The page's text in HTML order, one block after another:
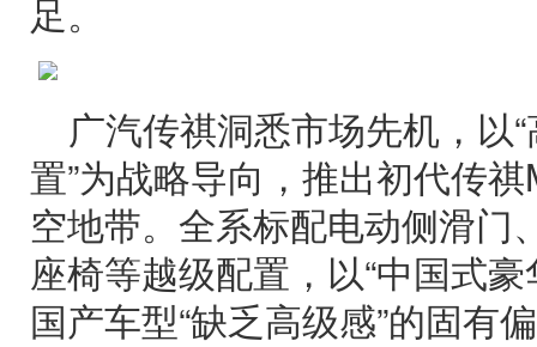
足。
广汽传祺洞悉市场先机，以
置”为战略导向，推出初代传
空地带。全系标配电动侧滑门
座椅等越级配置，以“中国式
国产车型“缺乏高级感”的固有